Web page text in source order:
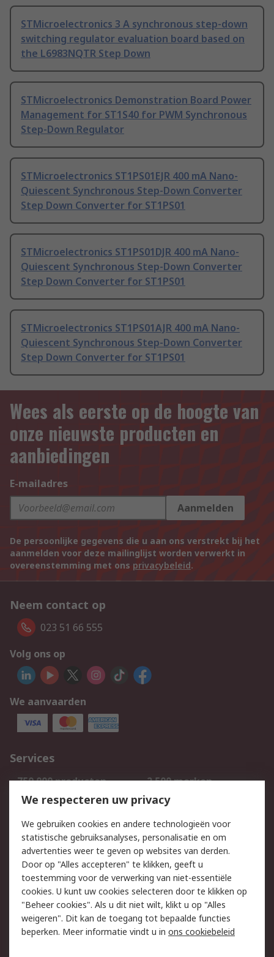
STMicroelectronics 3 A synchronous step-down
switching regulator evaluation board based on
the L6983NQTR Step Down
STMicroelectronics Demonstration Board Power
Management for ST1S40 for PWM Synchronous
Step-Down Regulator
STMicroelectronics ST1PS01EJR 400 mA Nano-
Quiescent Synchronous Step-Down Converter
Step Down Converter for ST1PS01
STMicroelectronics ST1PS01DJR 400 mA Nano-
Quiescent Synchronous Step-Down Converter
Step Down Converter for ST1PS01
STMicroelectronics ST1PS01AJR 400 mA Nano-
Quiescent Synchronous Step-Down Converter
Step Down Converter for ST1PS01
Wees als eerste op de hoogte van
onze nieuwste producten en
aanbiedingen
E-mailadres
Aanmelden
De persoonlijke gegevens die u aan ons verstrekt bij het
aanmelden voor deze mailinglijst worden verwerkt in
overeenstemming met ons privacybeleid.
Neem contact op
023 51 66 555
Volg ons op
We aanvaarden
Services
750.000 producten
2.500 merken
Bestellen
Inkoopoplossingen
Track & Trace
Wettelijk
Cookiebeleid
Email veiligheid
Privacybeleid
Websitevoorwaarden
Algemene
verkoopvoorwaarden
We respecteren uw privacy
We gebruiken cookies en andere technologieën voor
statistische gebruiksanalyses, personalisatie en om
advertenties weer te geven op websites van derden.
Door op "Alles accepteren" te klikken, geeft u
toestemming voor de verwerking van niet-essentiële
cookies. U kunt uw cookies selecteren door te klikken op
"Beheer cookies". Als u dit niet wilt, klikt u op "Alles
weigeren". Dit kan de toegang tot bepaalde functies
beperken. Meer informatie vindt u in ons cookiebeleid